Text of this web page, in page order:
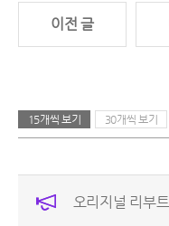
이전 글
15개씩 보기 30개씩 보기
오리지널 리부